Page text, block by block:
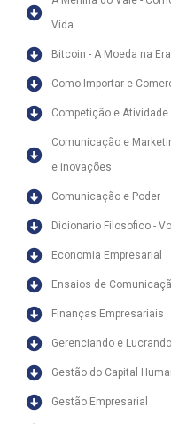
Vida
Bitcoin - A Moeda na
Como Importar e
Competição e Atividade
Comunicação e
e inovações
Comunicação e Poder
Dicionario Filosofico -
Economia Empresarial
Ensaios de
Finanças Empresariais
Gerenciando e
Gestão do Capital
Gestão Empresarial